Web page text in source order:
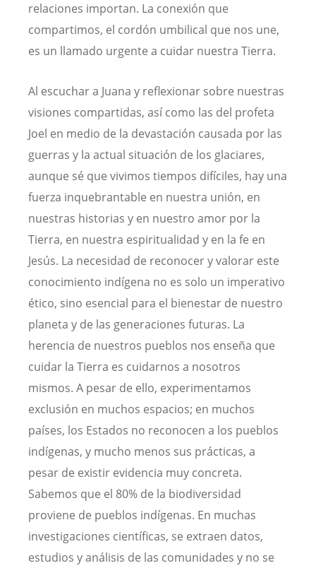
relaciones importan. La conexión que
compartimos, el cordón umbilical que nos une,
es un llamado urgente a cuidar nuestra Tierra.
Al escuchar a Juana y reflexionar sobre nuestras
visiones compartidas, así como las del profeta
Joel en medio de la devastación causada por las
guerras y la actual situación de los glaciares,
aunque sé que vivimos tiempos difíciles, hay una
fuerza inquebrantable en nuestra unión, en
nuestras historias y en nuestro amor por la
Tierra, en nuestra espiritualidad y en la fe en
Jesús. La necesidad de reconocer y valorar este
conocimiento indígena no es solo un imperativo
ético, sino esencial para el bienestar de nuestro
planeta y de las generaciones futuras. La
herencia de nuestros pueblos nos enseña que
cuidar la Tierra es cuidarnos a nosotros
mismos. A pesar de ello, experimentamos
exclusión en muchos espacios; en muchos
países, los Estados no reconocen a los pueblos
indígenas, y mucho menos sus prácticas, a
pesar de existir evidencia muy concreta.
Sabemos que el 80% de la biodiversidad
proviene de pueblos indígenas. En muchas
investigaciones científicas, se extraen datos,
estudios y análisis de las comunidades y no se